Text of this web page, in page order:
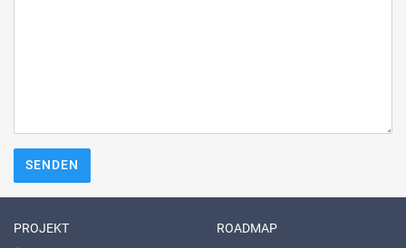
SENDEN
PROJEKT
ROADMAP